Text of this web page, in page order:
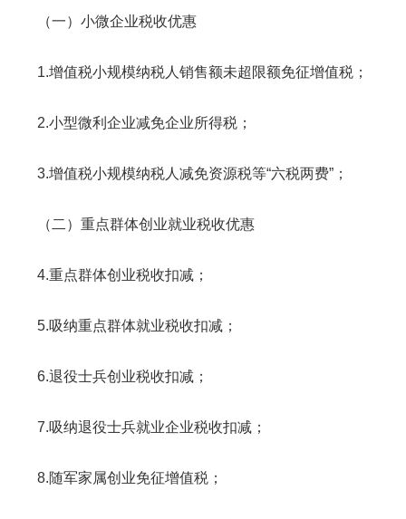
（一）小微企业税收优惠
1.增值税小规模纳税人销售额未超限额免征增值税；
2.小型微利企业减免企业所得税；
3.增值税小规模纳税人减免资源税等“六税两费”；
（二）重点群体创业就业税收优惠
4.重点群体创业税收扣减；
5.吸纳重点群体就业税收扣减；
6.退役士兵创业税收扣减；
7.吸纳退役士兵就业企业税收扣减；
8.随军家属创业免征增值税；